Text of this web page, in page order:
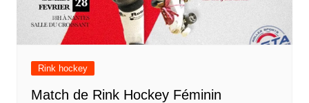
Rink hockey
Match de Rink Hockey Féminin